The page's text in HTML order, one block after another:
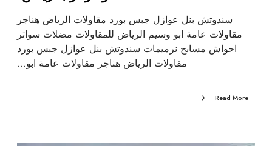
سندوتش بنل عوازل جبس بورد مقاولات الرياض هناجر
مقاولات عامة ابو وسيم الرياض للمقاولات مضلات سواتر
احواش مسابح نرميمات سندوتش بنل عوازل جبس بورد
مقاولات الرياض هناجر مقاولات عامة ابو…
Read More